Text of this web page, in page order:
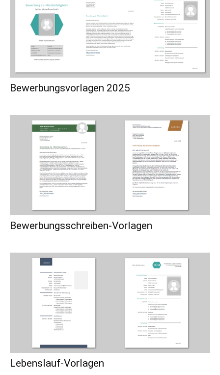
Bewerbungsvorlagen 2025
Bewerbungsschreiben-Vorlagen
Lebenslauf-Vorlagen